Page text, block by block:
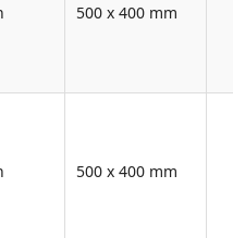
500 x 400 mm
500 x 400 mm